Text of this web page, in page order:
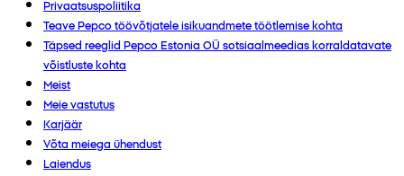
Privaatsuspoliitika
Teave Pepco töövõtjatele isikuandmete töötlemise kohta
Täpsed reeglid Pepco Estonia OÜ sotsiaalmeedias korraldatavate
võistluste kohta
Meist
Meie vastutus
Karjäär
Võta meiega ühendust
Laiendus